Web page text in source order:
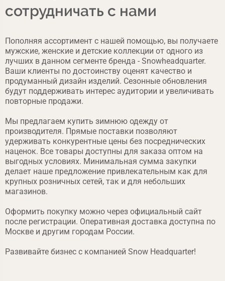
сотрудничать с нами
Пополняя ассортимент с нашей помощью, вы получаете
мужские, женские и детские коллекции от одного из
лучших в данном сегменте бренда - Snowheadquarter.
Ваши клиенты по достоинству оценят качество и
продуманный дизайн изделий. Сезонные обновления
будут поддерживать интерес аудитории и увеличивать
повторные продажи.
Мы предлагаем купить зимнюю одежду от
производителя. Прямые поставки позволяют
удерживать конкурентные цены без посреднических
наценок. Все товары доступны для заказа оптом на
выгодных условиях. Минимальная сумма закупки
делает наше предложение привлекательным как для
крупных розничных сетей, так и для небольших
магазинов.
Оформить покупку можно через официальный сайт
после регистрации. Оперативная доставка доступна по
Москве и другим городам России.
Развивайте бизнес с компанией Snow Headquarter!